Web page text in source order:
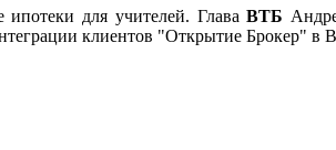
для учителей. ГлаваВТБ
клиентов "Открытие Брокер" в